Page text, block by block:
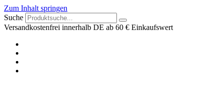
Zum Inhalt springen
Suche
Versandkostenfrei innerhalb DE ab 60 € Einkaufswert